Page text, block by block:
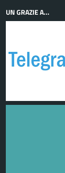
UN GRAZIE A...